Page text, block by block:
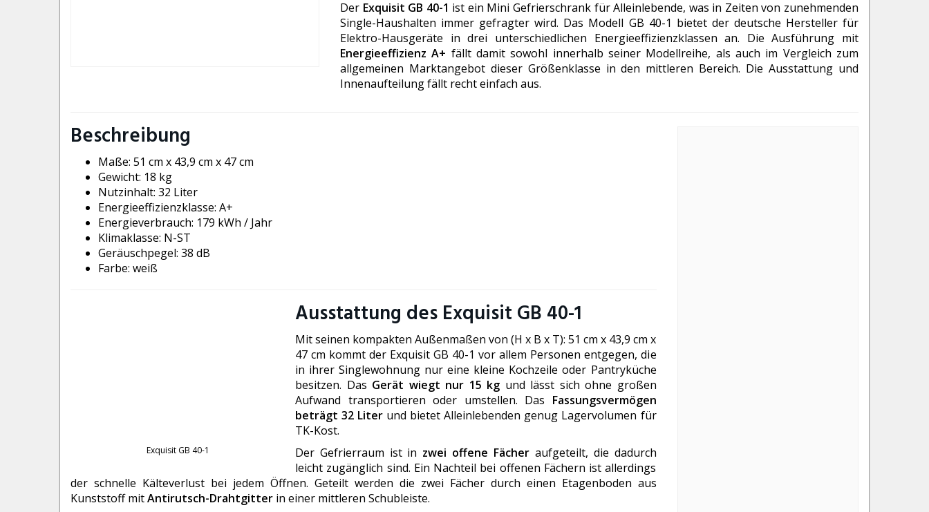
Der Exquisit GB 40-1 ist ein Mini Gefrierschrank für Alleinlebende, was in Zeiten von zunehmenden
Single-Haushalten immer gefragter wird. Das Modell GB 40-1 bietet der deutsche Hersteller für
Elektro-Hausgeräte in drei unterschiedlichen Energieeffizienzklassen an. Die Ausführung mit
Energieeffizienz A+ fällt damit sowohl innerhalb seiner Modellreihe, als auch im Vergleich zum
allgemeinen Marktangebot dieser Größenklasse in den mittleren Bereich. Die Ausstattung und
Innenaufteilung fällt recht einfach aus.
Beschreibung
Maße: 51 cm x 43,9 cm x 47 cm
Gewicht: 18 kg
Nutzinhalt: 32 Liter
Energieeffizienzklasse: A+
Energieverbrauch: 179 kWh / Jahr
Klimaklasse: N-ST
Geräuschpegel: 38 dB
Farbe: weiß
Exquisit GB 40-1
Ausstattung des Exquisit GB 40-1
Mit seinen kompakten Außenmaßen von (H x B x T): 51 cm x 43,9 cm x
47 cm kommt der Exquisit GB 40-1 vor allem Personen entgegen, die
in ihrer Singlewohnung nur eine kleine Kochzeile oder Pantryküche
besitzen. Das Gerät wiegt nur 15 kg und lässt sich ohne großen
Aufwand transportieren oder umstellen. Das Fassungsvermögen
beträgt 32 Liter und bietet Alleinlebenden genug Lagervolumen für
TK-Kost.
Der Gefrierraum ist in zwei offene Fächer aufgeteilt, die dadurch
leicht zugänglich sind. Ein Nachteil bei offenen Fächern ist allerdings
der schnelle Kälteverlust bei jedem Öffnen. Geteilt werden die zwei Fächer durch einen Etagenboden aus
Kunststoff mitAntirutsch-Drahtgitter in einer mittleren Schubleiste.